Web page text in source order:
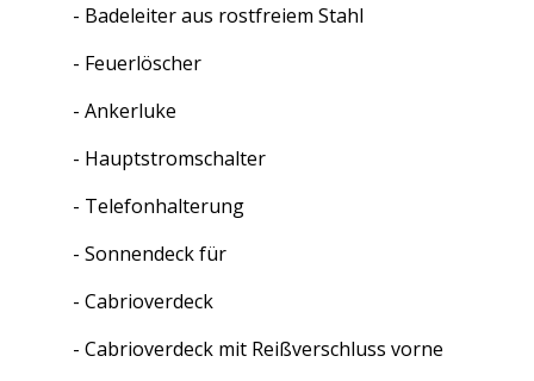
- Badeleiter aus rostfreiem Stahl
- Feuerlöscher
- Ankerluke
- Hauptstromschalter
- Telefonhalterung
- Sonnendeck für
- Cabrioverdeck
- Cabrioverdeck mit Reißverschluss vorne